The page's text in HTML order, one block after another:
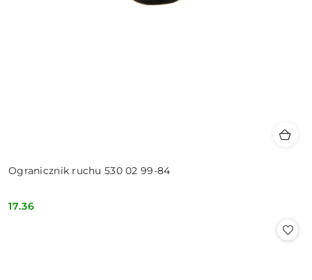
Ogranicznik ruchu 530 02 99-84
Cena:
17.36